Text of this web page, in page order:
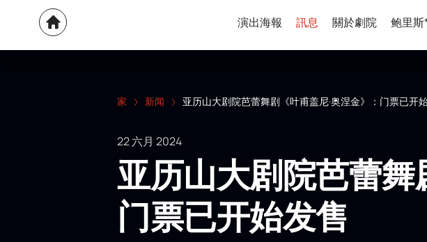
演出海報 訊息 關於劇院 鲍里
家 新闻 亚历山大剧院芭蕾舞剧《叶甫盖尼·奥涅金》：门票已开
22 六月 2024
亚历山大剧院芭蕾舞
门票已开始发售